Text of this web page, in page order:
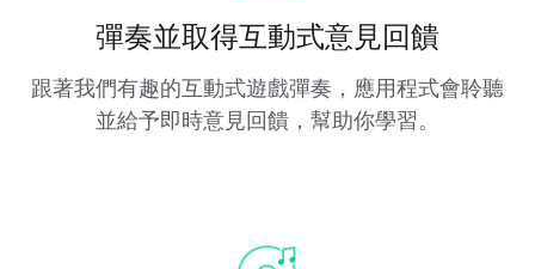
彈奏並取得互動式意見回饋
跟著我們有趣的互動式遊戲彈奏，應用程式會聆聽
並給予即時意見回饋，幫助你學習。